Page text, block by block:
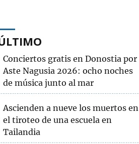
Conciertos gratis en Donostia por
Aste Nagusia 2026: ocho noches
de música junto al mar
Ascienden a nueve los muertos en
el tiroteo de una escuela en
Tailandia